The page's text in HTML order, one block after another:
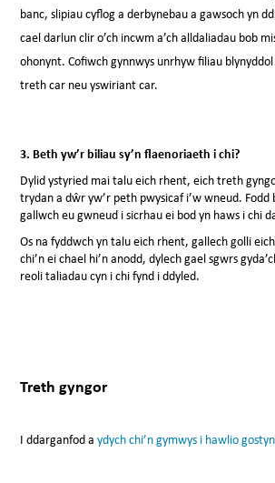
banc, slipiau cyflog a derbynebau a gawsoch yn
cael darlun clir o’ch incwm a’ch alldaliadau bob
ohonynt. Cofiwch gynnwys unrhyw filiau
treth car neu yswiriant car.
3. Beth yw’r biliau sy’n flaenoriaeth i chi?
Dylid ystyried mai talu eich rhent, eich treth
trydan a dŵr yw’r peth pwysicaf i’w wneud.
gallwch eu gwneud i sicrhau ei bod yn haws i chi
Os na fyddwch yn talu eich rhent, gallech golli
chi’n ei chael hi’n anodd, dylech gael sgwrs
reoli taliadau cyn i chi fynd i ddyled.
Treth gyngor
I ddarganfod a ydych chi’n gymwys i hawlio